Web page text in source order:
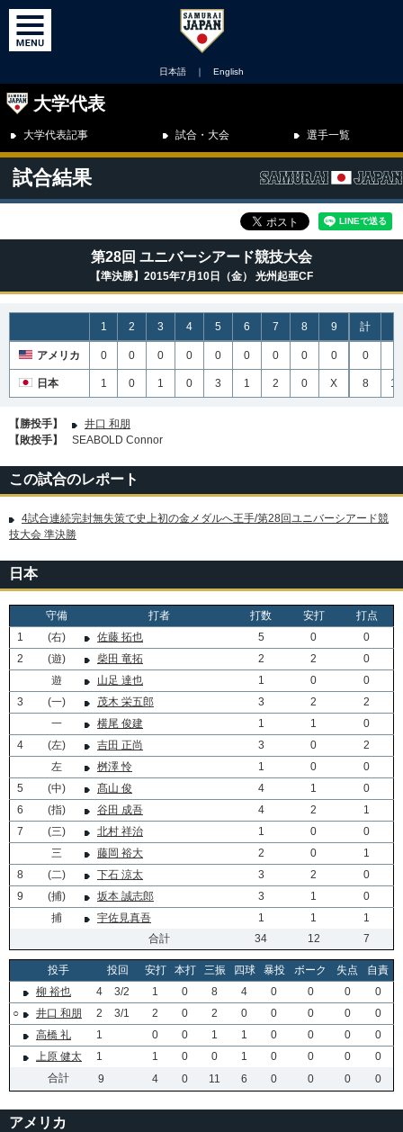
日本語 ｜ English
大学代表
大学代表記事 試合・大会 選手一覧
試合結果
第28回 ユニバーシアード競技大会
【準決勝】2015年7月10日（金） 光州起亜CF
1 2 3 4 5 6 7 8 9 計
アメリカ 0 0 0 0 0 0 0 0 0 0
日本 1 0 1 0 3 1 2 0 X 8 12
【勝投手】
井口 和朋
【敗投手】
SEABOLD Connor
この試合のレポート
4試合連続完封無失策で史上初の金メダルへ王手/第28回ユニバーシアード競
技大会 準決勝
日本
守備 打者 打数 安打
打点
1
(右) 佐藤 拓也 5 0
0
2
(遊) 柴田 竜拓 2 2
0
遊
山足 達也 1 0
0
3
(一) 茂木 栄五郎 3 2
2
一
横尾 俊建 1 1
0
4
(左) 吉田 正尚 3 0
2
左
桝澤 怜 1 0
0
5
(中) 髙山 俊 4 1
0
6
(指) 谷田 成吾 4 2
1
7
(三) 北村 祥治 1 0
0
三
藤岡 裕大 2 0
1
8
(二) 下石 涼太 3 2
0
9
(捕) 坂本 誠志郎 3 1
0
捕
宇佐見真吾 1 1
1
合計
34 12 7
投手 投回 安打 本打 三振 四球 暴投 ボーク 失点
自責
柳 裕也
4 3/2 1 0 8 4 0 0 0
0
○
井口 和朋 2 3/1 2 0 2 0 0 0 0
0
高橋 礼
1 0 0 1 1 0 0 0
0
上原 健太
1 1 0 0 1 0 0 0
0
合計
9 4 0 11 6 0 0 0 0
アメリカ